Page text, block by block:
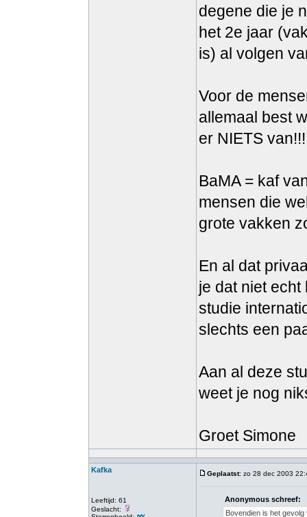
degene die je
het 2e jaar
is) al volgen
Voor de
allemaal best
er NIETS van!!!
BaMA = kaf
mensen die
grote vakken
En al dat
je dat niet
studie
slechts een
Aan al deze
weet je nog
Groet Simone
Kafka
Leeftijd: 61
Geslacht:
Geplaatst: zo 28 dec 2003
Anonymous schreef:
Bovendien is het